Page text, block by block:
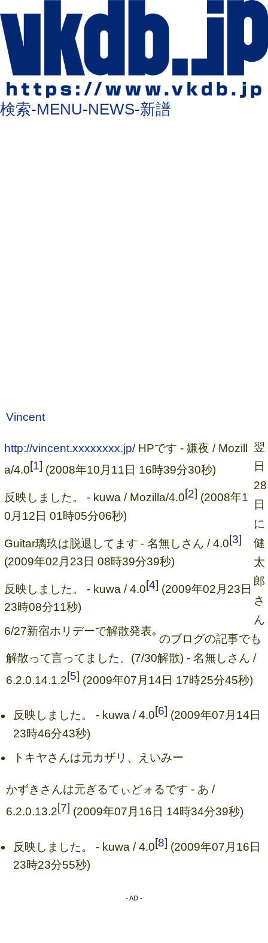
検索-MENU-NEWS-新譜
Vincent
http://vincent.xxxxxxxx.jp/HPです - 嫌夜 / Mozill
a/4.0[1] (2008年10月11日 16時39分30秒)
反映しました。 - kuwa / Mozilla/4.0[2] (2008年1
0月12日 01時05分06秒)
Guitar璃玖は脱退してます - 名無しさん / 4.0[3]
(2009年02月23日 08時39分39秒)
反映しました。 - kuwa / 4.0[4] (2009年02月23日
23時08分11秒)
6/27新宿ホリデーで解散発表｡
翌
日
28
日
に
健
太
郎
さ
ん
のブログの記事でも
解散って言ってました。(7/30解散) - 名無しさん /
6.2.0.14.1.2[5] (2009年07月14日 17時25分45秒)
反映しました。 - kuwa / 4.0[6] (2009年07月14日
23時46分43秒)
トキヤさんは元カザリ、えいみー
かずきさんは元ぎるてぃどォるです - あ /
6.2.0.13.2[7] (2009年07月16日 14時34分39秒)
反映しました。 - kuwa / 4.0[8] (2009年07月16日
23時23分55秒)
- AD -